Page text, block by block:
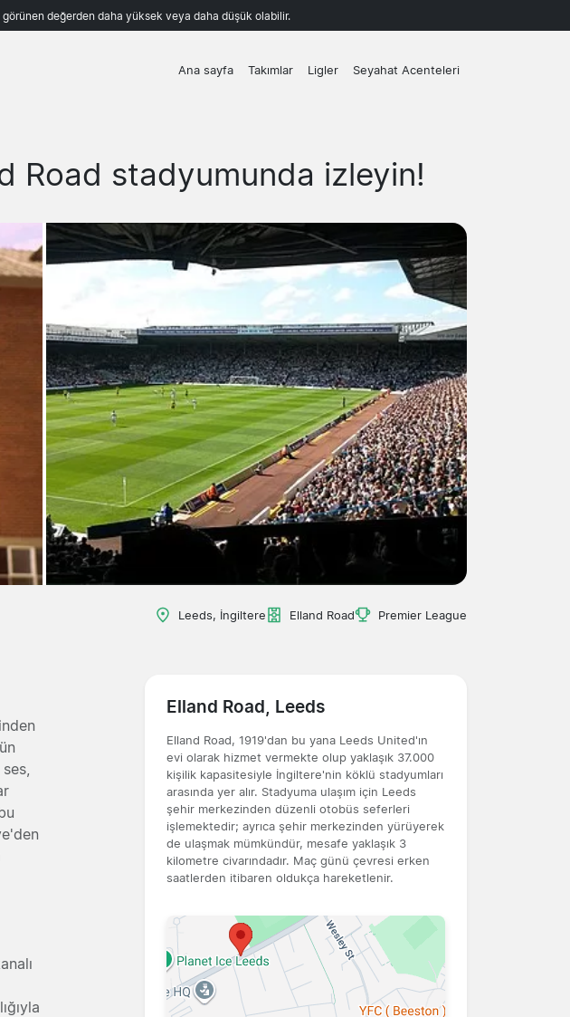
değerden daha yüksek veya daha düşük olabilir.
Ana sayfa Takımlar Ligler Seyahat Acenteleri
Road stadyumunda izleyin!
Leeds, İngiltere Elland Road Premier League
Elland Road, Leeds
Elland Road, 1919'dan bu yana Leeds United'ın
evi olarak hizmet vermekte olup yaklaşık 37.000
kişilik kapasitesiyle İngiltere'nin köklü stadyumları
arasında yer alır. Stadyuma ulaşım için Leeds
şehir merkezinden düzenli otobüs seferleri
işlemektedir; ayrıca şehir merkezinden yürüyerek
de ulaşmak mümkündür, mesafe yaklaşık 3
kilometre civarındadır. Maç günü çevresi erken
saatlerden itibaren oldukça hareketlenir.